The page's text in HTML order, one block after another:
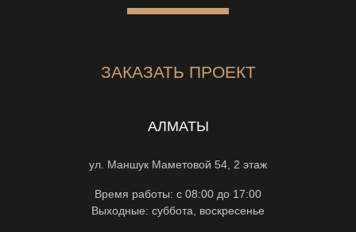
ЗАКАЗАТЬ ПРОЕКТ
АЛМАТЫ
ул. Маншук Маметовой 54, 2 этаж
Время работы: с 08:00 до 17:00
Выходные: суббота, воскресенье